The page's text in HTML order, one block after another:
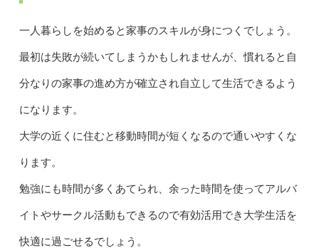
一人暮らしを始めると家事のスキルが身につくでしょう。
最初は失敗が続いてしまうかもしれませんが、慣れると自
分なりの家事の進め方が確立され自立して生活できるよう
になります。
大学の近くに住むと移動時間が短くなるので通いやすくな
ります。
勉強にも時間が多くあてられ、余った時間を使ってアルバ
イトやサークル活動もできるので有効活用でき大学生活を
快適に過ごせるでしょう。